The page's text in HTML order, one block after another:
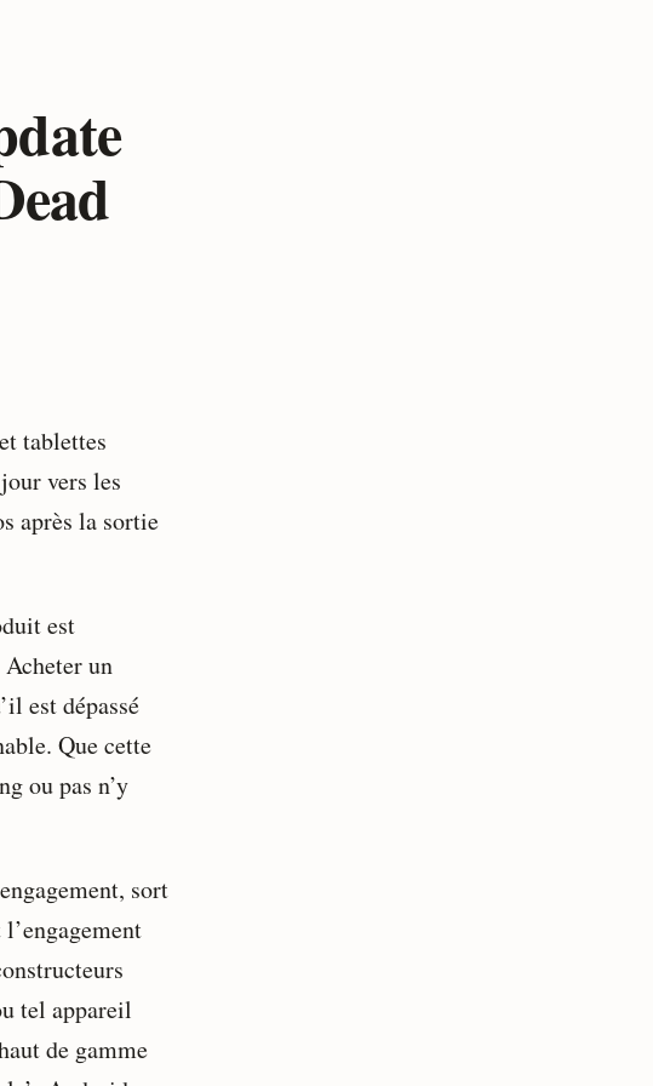
tablettes
vers les
après la sortie
est
un
est dépassé
Que cette
ou pas n’y
sort
tel appareil
de gamme